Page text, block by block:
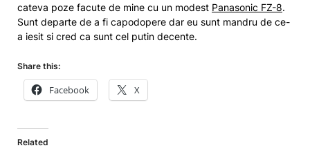
cateva poze facute de mine cu un modest Panasonic FZ-8.
Sunt departe de a fi capodopere dar eu sunt mandru de ce-
a iesit si cred ca sunt cel putin decente.
Share this:
Facebook X
Related